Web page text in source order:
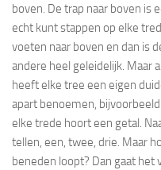
boven. De trap naar boven is
echt kunt stappen op elke
voeten naar boven en dan is
andere heel geleidelijk. Maar
heeft elke tree een eigen
apart benoemen,
elke trede hoort een getal.
tellen, een, twee, drie. Maar
beneden loopt? Dan gaat het